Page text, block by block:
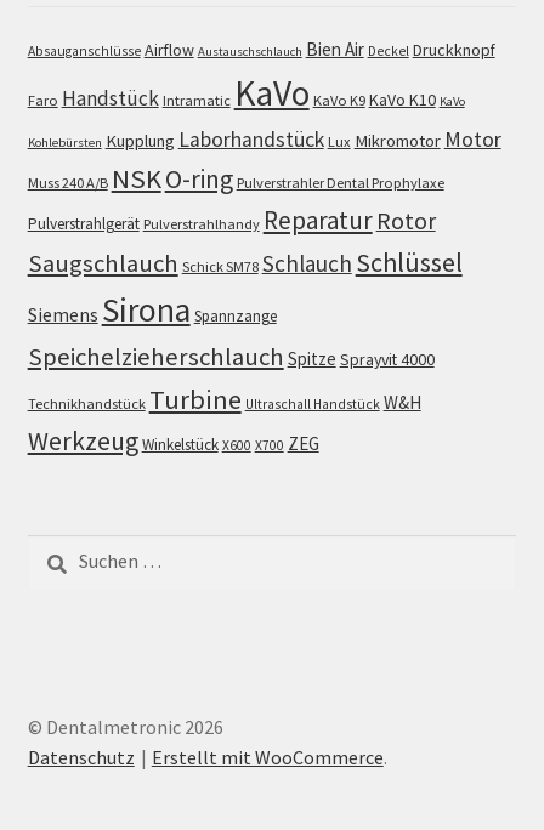
Absauganschlüsse Airflow Austauschschlauch Bien Air Deckel Druckknopf
Faro Handstück Intramatic KaVo KaVo K9 KaVo K10 KaVo
Kohlebürsten Kupplung Laborhandstück Lux Mikromotor Motor
Muss 240 A/B NSKO-ring Pulverstrahler Dental Prophylaxe
Pulverstrahlgerät Pulverstrahlhandy Reparatur Rotor
Saugschlauch Schick SM78 Schlauch Schlüssel
Siemens Sirona Spannzange
Speichelzieherschlauch Spitze Sprayvit 4000
Technikhandstück Turbine Ultraschall Handstück W&H
WerkzeugWinkelstück X600 X700 ZEG
nach:
© Dentalmetronic 2026
Datenschutz
Erstellt mit WooCommerce.